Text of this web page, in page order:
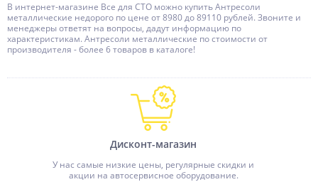
В интернет-магазине Все для СТО можно купить Антресоли
металлические недорого по цене от 8980 до 89110 рублей. Звоните и
менеджеры ответят на вопросы, дадут информацию по
характеристикам. Антресоли металлические по стоимости от
производителя - более 6 товаров в каталоге!
Дисконт-магазин
У нас самые низкие цены, регулярные скидки и
акции на автосервисное оборудование.